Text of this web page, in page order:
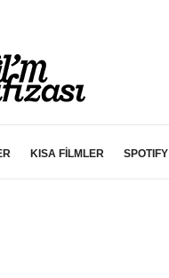
KISA FİLMLER SPOTIFY